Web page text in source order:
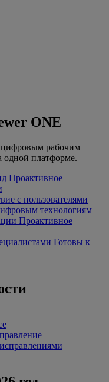
ONE
цифровым рабочим
одной платформе.
Проактивное
с пользователями
технологиям
Проактивное
Готовы к